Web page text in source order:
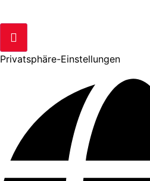
Privatsphäre-Einstellungen